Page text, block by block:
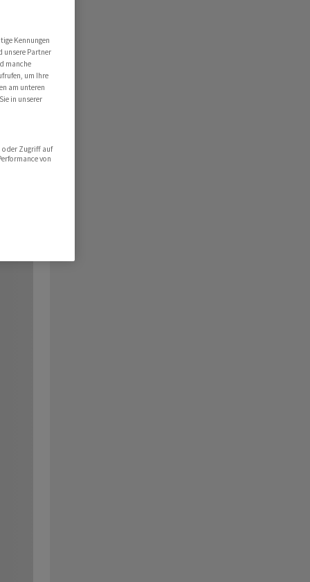
Kennungen
unsere Partner
manche
um Ihre
am unteren
in unserer
oder Zugriff auf
von